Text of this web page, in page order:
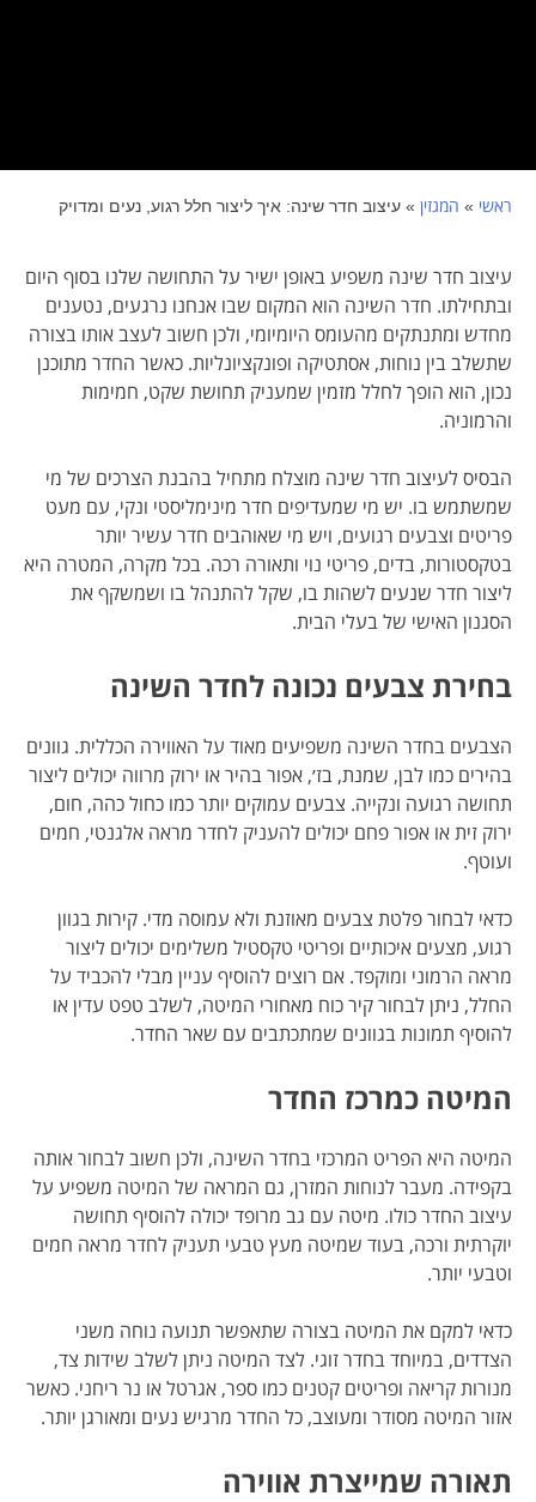
ראשי » המגזין » עיצוב חדר שינה: איך ליצור חלל רגוע, נעים ומדויק
עיצוב חדר שינה משפיע באופן ישיר על התחושה שלנו בסוף היום
ובתחילתו. חדר השינה הוא המקום שבו אנחנו נרגעים, נטענים
מחדש ומתנתקים מהעומס היומיומי, ולכן חשוב לעצב אותו בצורה
שתשלב בין נוחות, אסתטיקה ופונקציונליות. כאשר החדר מתוכנן
נכון, הוא הופך לחלל מזמין שמעניק תחושת שקט, חמימות
והרמוניה.
הבסיס לעיצוב חדר שינה מוצלח מתחיל בהבנת הצרכים של מי
שמשתמש בו. יש מי שמעדיפים חדר מינימליסטי ונקי, עם מעט
פריטים וצבעים רגועים, ויש מי שאוהבים חדר עשיר יותר
בטקסטורות, בדים, פריטי נוי ותאורה רכה. בכל מקרה, המטרה היא
ליצור חדר שנעים לשהות בו, שקל להתנהל בו ושמשקף את
הסגנון האישי של בעלי הבית.
בחירת צבעים נכונה לחדר השינה
הצבעים בחדר השינה משפיעים מאוד על האווירה הכללית. גוונים
בהירים כמו לבן, שמנת, בז׳, אפור בהיר או ירוק מרווה יכולים ליצור
תחושה רגועה ונקייה. צבעים עמוקים יותר כמו כחול כהה, חום,
ירוק זית או אפור פחם יכולים להעניק לחדר מראה אלגנטי, חמים
ועוטף.
כדאי לבחור פלטת צבעים מאוזנת ולא עמוסה מדי. קירות בגוון
רגוע, מצעים איכותיים ופריטי טקסטיל משלימים יכולים ליצור
מראה הרמוני ומוקפד. אם רוצים להוסיף עניין מבלי להכביד על
החלל, ניתן לבחור קיר כוח מאחורי המיטה, לשלב טפט עדין או
להוסיף תמונות בגוונים שמתכתבים עם שאר החדר.
המיטה כמרכז החדר
המיטה היא הפריט המרכזי בחדר השינה, ולכן חשוב לבחור אותה
בקפידה. מעבר לנוחות המזרן, גם המראה של המיטה משפיע על
עיצוב החדר כולו. מיטה עם גב מרופד יכולה להוסיף תחושה
יוקרתית ורכה, בעוד שמיטה מעץ טבעי תעניק לחדר מראה חמים
וטבעי יותר.
כדאי למקם את המיטה בצורה שתאפשר תנועה נוחה משני
הצדדים, במיוחד בחדר זוגי. לצד המיטה ניתן לשלב שידות צד,
מנורות קריאה ופריטים קטנים כמו ספר, אגרטל או נר ריחני. כאשר
אזור המיטה מסודר ומעוצב, כל החדר מרגיש נעים ומאורגן יותר.
תאורה שמייצרת אווירה